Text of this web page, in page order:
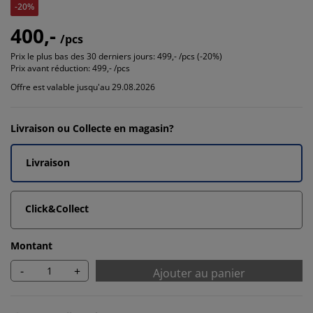
-20%
400,- /pcs
Prix le plus bas des 30 derniers jours: 499,- /pcs (-20%)
Prix avant réduction: 499,- /pcs
Offre est valable jusqu'au 29.08.2026
Livraison ou Collecte en magasin?
Livraison
Click&Collect
Montant
- + Ajouter au panier